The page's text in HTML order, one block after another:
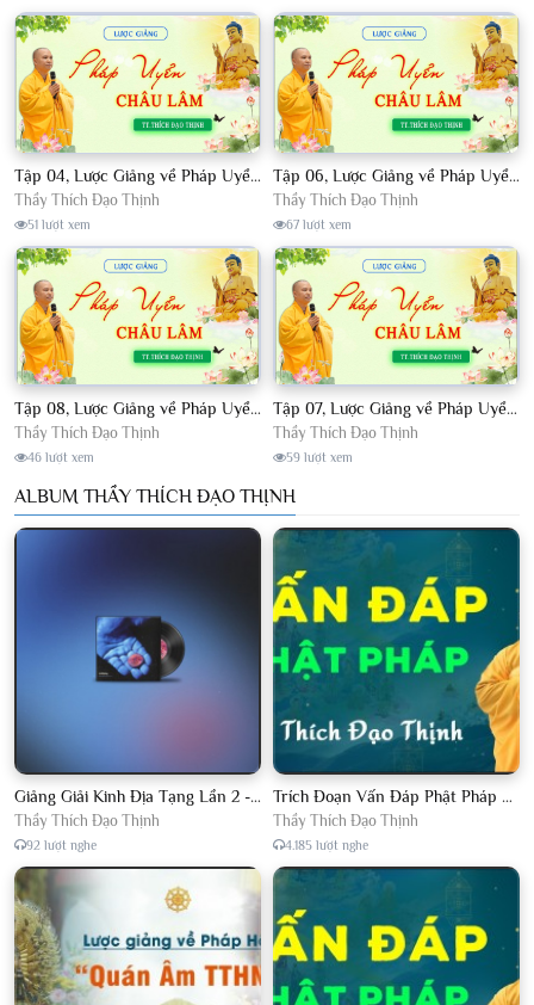
Tập 04, Lược Giảng về Pháp Uyển Châu Lâm, Chủ giảng TT. Thích Đạo Thịnh
Thầy Thích Đạo Thịnh
51 lượt xem
Tập 06, Lược Giảng về Pháp Uyển Châu Lâm, Chủ giảng TT. Thích Đạo Thịnh
Thầy Thích Đạo Thịnh
67 lượt xem
Tập 08, Lược Giảng về Pháp Uyển Châu Lâm, Chủ giảng TT. Thích Đạo Thịnh.
Thầy Thích Đạo Thịnh
46 lượt xem
Tập 07, Lược Giảng về Pháp Uyển Châu Lâm, Chủ giảng TT Thích Đạo Thịnh
Thầy Thích Đạo Thịnh
59 lượt xem
ALBUM THẦY THÍCH ĐẠO THỊNH
Giảng Giải Kinh Địa Tạng Lần 2 - Thầy Thích Đạo Thịnh - Diệu Pháp Khai Tâm
Thầy Thích Đạo Thịnh
92 lượt nghe
Trích Đoạn Vấn Đáp Phật Pháp 2022
Thầy Thích Đạo Thịnh
4.185 lượt nghe